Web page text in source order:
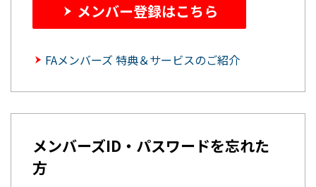
メンバー登録はこちら
FAメンバーズ 特典＆サービスのご紹介
メンバーズID・パスワードを忘れた
方